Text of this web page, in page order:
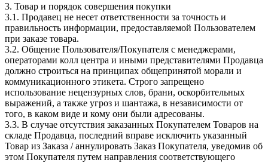
3. Товар и порядок совершения покупки
3.1. Продавец не несет ответственности за точность и
правильность информации, предоставляемой Пользователем
при заказе товара.
3.2. Общение Пользователя/Покупателя с менеджерами,
операторами колл центра и иными представителями Продавца
должно строиться на принципах общепринятой морали и
коммуникационного этикета. Строго запрещено
использование нецензурных слов, брани, оскорбительных
выражений, а также угроз и шантажа, в независимости от
того, в каком виде и кому они были адресованы.
3.3. В случае отсутствия заказанных Покупателем Товаров на
складе Продавца, последний вправе исключить указанный
Товар из Заказа / аннулировать Заказ Покупателя, уведомив об
этом Покупателя путем направления соответствующего